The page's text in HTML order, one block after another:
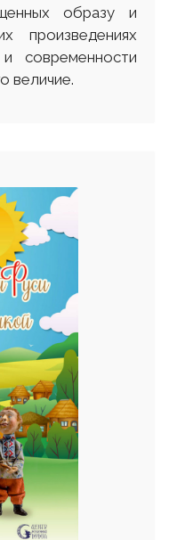
образу и
произведениях
современности
величие.